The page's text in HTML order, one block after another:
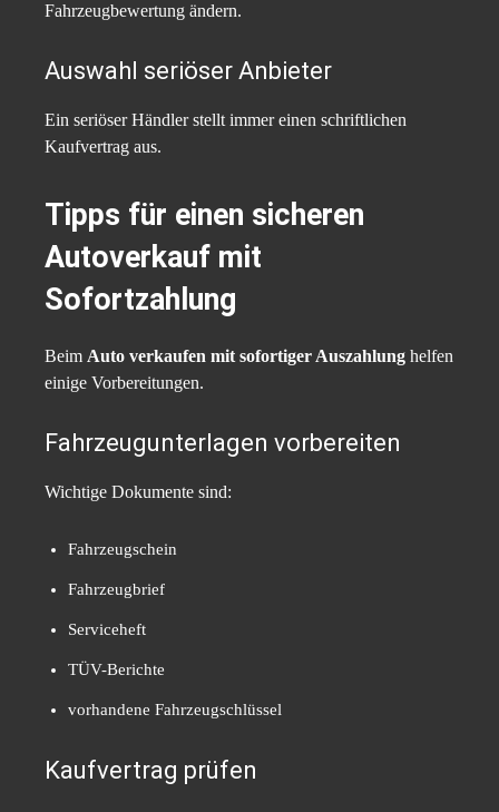
Fahrzeugbewertung ändern.
Auswahl seriöser Anbieter
Ein seriöser Händler stellt immer einen schriftlichen
Kaufvertrag aus.
Tipps für einen sicheren
Autoverkauf mit
Sofortzahlung
Beim Auto verkaufen mit sofortiger Auszahlung helfen
einige Vorbereitungen.
Fahrzeugunterlagen vorbereiten
Wichtige Dokumente sind:
Fahrzeugschein
Fahrzeugbrief
Serviceheft
TÜV-Berichte
vorhandene Fahrzeugschlüssel
Kaufvertrag prüfen